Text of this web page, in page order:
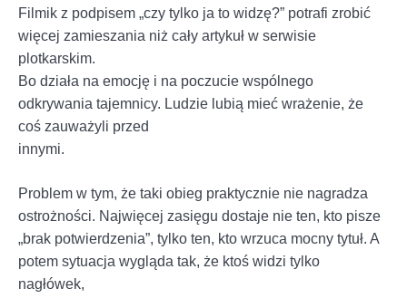
Filmik z podpisem „czy tylko ja to widzę?” potrafi zrobić
więcej zamieszania niż cały artykuł w serwisie
plotkarskim.
Bo działa na emocję i na poczucie wspólnego
odkrywania tajemnicy. Ludzie lubią mieć wrażenie, że
coś zauważyli przed
innymi.
Problem w tym, że taki obieg praktycznie nie nagradza
ostrożności. Najwięcej zasięgu dostaje nie ten, kto pisze
„brak potwierdzenia”, tylko ten, kto wrzuca mocny tytuł. A
potem sytuacja wygląda tak, że ktoś widzi tylko
nagłówek,